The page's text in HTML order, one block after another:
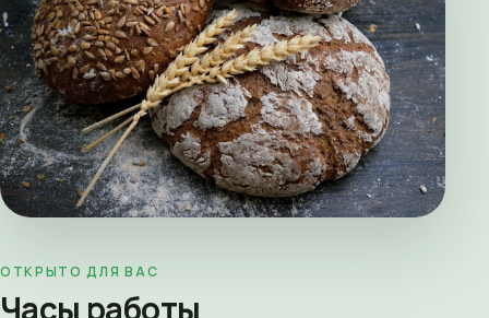
ОТКРЫТО ДЛЯ ВАС
Часы работы